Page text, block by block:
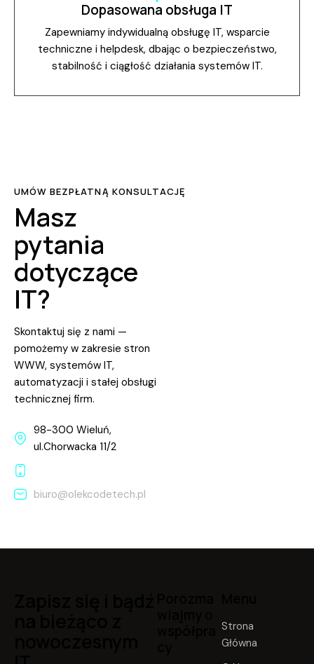
Dopasowana obsługa IT
Zapewniamy indywidualną obsługę IT, wsparcie
techniczne i helpdesk, dbając o bezpieczeństwo,
stabilność i ciągłość działania systemów IT.
UMÓW BEZPŁATNĄ KONSULTACJĘ
Masz
pytania
dotyczące
IT?
Skontaktuj się z nami —
pomożemy w zakresie stron
WWW, systemów IT,
automatyzacji i stałej obsługi
technicznej firm.
98-300 Wieluń,
ul.Chorwacka 11/2
biuro@olekcodetech.pl
Strona
Główna